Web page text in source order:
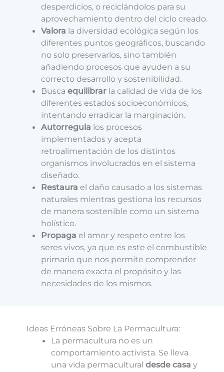
desperdicios, o reciclándolos para su
aprovechamiento dentro del ciclo creado.
Valora la diversidad ecológica según los
diferentes puntos geográficos, buscando
no solo preservarlos, sino también
añadiendo procesos que ayuden a su
correcto desarrollo y sostenibilidad.
Buscaequilibrar la calidad de vida de los
diferentes estados socioeconómicos,
intentando erradicar la marginación.
Autorregula los procesos
implementados y acepta
retroalimentación de los distintos
organismos involucrados en el sistema
diseñado.
Restaura el daño causado a los sistemas
naturales mientras gestiona los recursos
de manera sostenible como un sistema
holístico.
Propaga el amor y respeto entre los
seres vivos, ya que es este el combustible
primario que nos permite comprender
de manera exacta el propósito y las
necesidades de los mismos.
Ideas Erróneas Sobre La Permacultura:
La permacultura no es un
comportamiento activista. Se lleva
una vida permaculturaldesde casa y